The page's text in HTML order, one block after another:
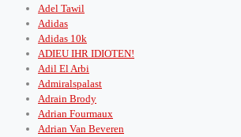
Adel Tawil
Adidas
Adidas 10k
ADIEU IHR IDIOTEN!
Adil El Arbi
Admiralspalast
Adrain Brody
Adrian Fourmaux
Adrian Van Beveren